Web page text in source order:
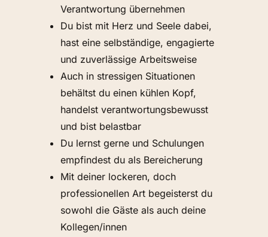
Verantwortung übernehmen
Du bist mit Herz und Seele dabei,
hast eine selbständige, engagierte
und zuverlässige Arbeitsweise
Auch in stressigen Situationen
behältst du einen kühlen Kopf,
handelst verantwortungsbewusst
und bist belastbar
Du lernst gerne und Schulungen
empfindest du als Bereicherung
Mit deiner lockeren, doch
professionellen Art begeisterst du
sowohl die Gäste als auch deine
Kollegen/innen